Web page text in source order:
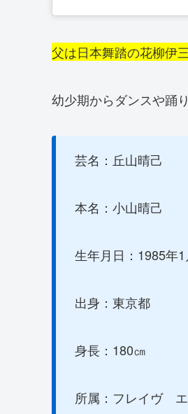
父は日本舞踏の花柳伊
幼少期からダンスや踊
芸名：丘山晴己
本名：小山晴己
生年月日：1985年1
出身：東京都
身長：180㎝
所属：フレイヴ エ